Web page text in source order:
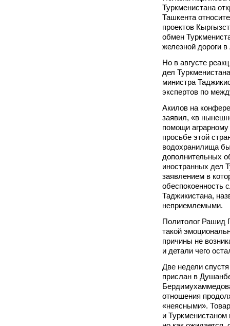
Туркменистана
Ташкента
проектов
обмен
железной дороги
Но в августе
дел
министра
экспертов по
Акилов на
заявил, «в
помощи аграрному
просьбе этой
водохранилища
дополнительных
иностранных дел
заявлением в
обеспокоенность
Таджикистана,
неприемлемыми.
Политолог Рашид
такой
причины не
и детали чего
Две недели
прислан в
отношения
«неясными».
и